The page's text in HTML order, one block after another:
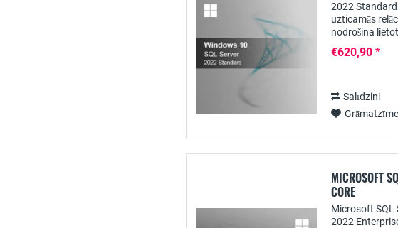
2022
uzticamās
nodrošina
funkcijas,...
€620,90 *
Salīdzini
Grāmatzīme
MICROSOFT
CORE
Microsoft SQL
2022